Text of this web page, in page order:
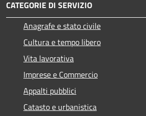
CATEGORIE DI SERVIZIO
Anagrafe e stato civile
Cultura e tempo libero
Vita lavorativa
Imprese e Commercio
Appalti pubblici
Catasto e urbanistica